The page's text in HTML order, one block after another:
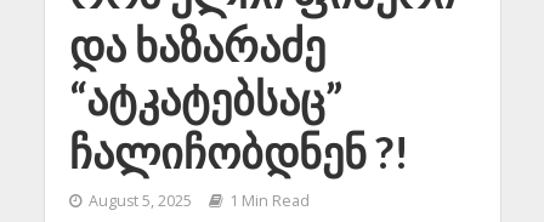
და ხაზარაძე
“ატკატებსაც”
ჩალიჩობდნენ ?!
August 5, 2025 1 Min Read